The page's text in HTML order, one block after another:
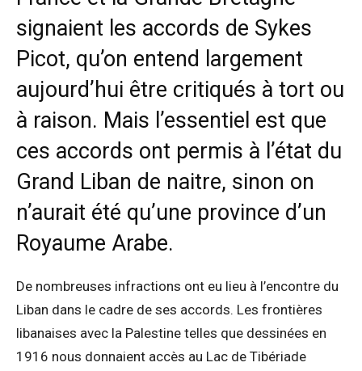
signaient les accords de Sykes
Picot, qu’on entend largement
aujourd’hui être critiqués à tort ou
à raison. Mais l’essentiel est que
ces accords ont permis à l’état du
Grand Liban de naitre, sinon on
n’aurait été qu’une province d’un
Royaume Arabe.
De nombreuses infractions ont eu lieu à l’encontre du
Liban dans le cadre de ses accords. Les frontières
libanaises avec la Palestine telles que dessinées en
1916 nous donnaient accès au Lac de Tibériade